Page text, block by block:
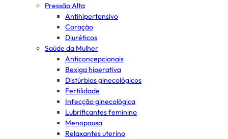
Pressão Alta
Antihipertensivo
Coração
Diuréticos
Saúde da Mulher
Anticoncepcionais
Bexiga hiperativa
Distúrbios ginecológicos
Fertilidade
Infecção ginecológica
Lubrificantes feminino
Menopausa
Relaxantes uterino